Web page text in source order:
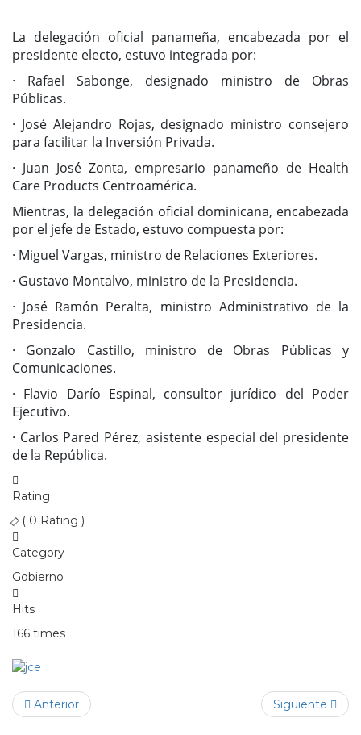
La delegación oficial panameña, encabezada por el
presidente electo, estuvo integrada por:
· Rafael Sabonge, designado ministro de Obras
Públicas.
· José Alejandro Rojas, designado ministro consejero
para facilitar la Inversión Privada.
· Juan José Zonta, empresario panameño de Health
Care Products Centroamérica.
Mientras, la delegación oficial dominicana, encabezada
por el jefe de Estado, estuvo compuesta por:
· Miguel Vargas, ministro de Relaciones Exteriores.
· Gustavo Montalvo, ministro de la Presidencia.
· José Ramón Peralta, ministro Administrativo de la
Presidencia.
· Gonzalo Castillo, ministro de Obras Públicas y
Comunicaciones.
· Flavio Darío Espinal, consultor jurídico del Poder
Ejecutivo.
· Carlos Pared Pérez, asistente especial del presidente
de la República.
Rating
( 0 Rating )
Category
Gobierno
Hits
166 times
Anterior Siguiente